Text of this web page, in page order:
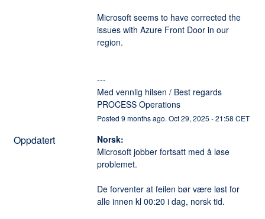
Microsoft seems to have corrected the
issues with Azure Front Door in our
region.
---
Med vennlig hilsen / Best regards
PROCESS Operations
Posted 9 months ago. Oct29, 2025 -21:58 CET
Oppdatert
Norsk:
Microsoft jobber fortsatt med å løse
problemet.
De forventer at feilen bør være løst for
alle innen kl 00:20 i dag, norsk tid.